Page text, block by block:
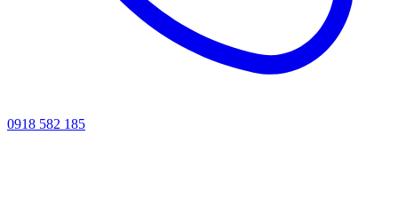
0918 582 185